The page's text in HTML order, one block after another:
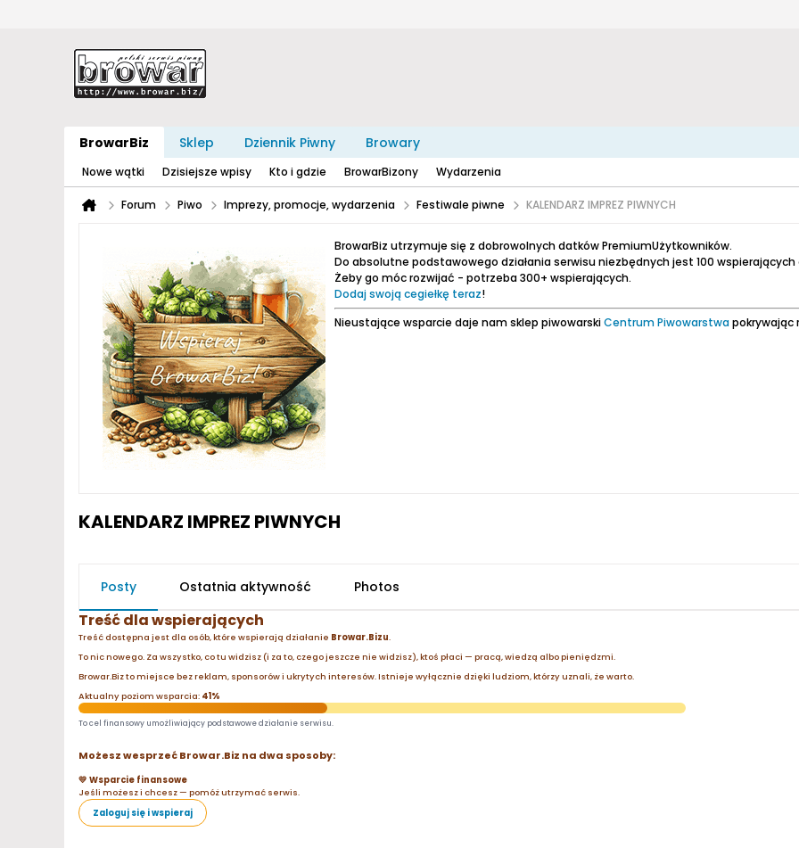
BrowarBiz Sklep Dziennik Piwny Browary
Nowe wątki Dzisiejsze wpisy Kto i gdzie BrowarBizony Wydarzenia
Forum Piwo Imprezy, promocje, wydarzenia Festiwale piwne KALENDARZ IMPREZ PIWNYCH
BrowarBiz utrzymuje się z dobrowolnych datków PremiumUżytkowników.
Do absolutne podstawowego działania serwisu niezbędnych jest 100 wspierających
Żeby go móc rozwijać - potrzeba 300+ wspierających.
Dodaj swoją cegiełkę teraz!
Nieustające wsparcie daje nam sklep piwowarskiCentrum Piwowarstwapokrywając
KALENDARZ IMPREZ PIWNYCH
Posty Ostatnia aktywność Photos
Treść dla wspierających
Treść dostępna jest dla osób, które wspierają działanie Browar.Bizu.
To nic nowego. Za wszystko, co tu widzisz (i za to, czego jeszcze nie widzisz), ktoś płaci — pracą, wiedzą albo pieniędzmi.
Browar.Biz to miejsce bez reklam, sponsorów i ukrytych interesów. Istnieje wyłącznie dzięki ludziom, którzy uznali, że warto.
Aktualny poziom wsparcia: 41%
To cel finansowy umożliwiający podstawowe działanie serwisu.
Możesz wesprzeć Browar.Biz na dwa sposoby:
💛 Wsparcie finansowe
Jeśli możesz i chcesz — pomóż utrzymać serwis.
Zaloguj się i wspieraj